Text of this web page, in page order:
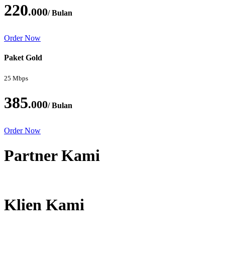
220.000/ Bulan
Order Now
Paket Gold
25 Mbps
385.000/ Bulan
Order Now
Partner Kami
Klien Kami